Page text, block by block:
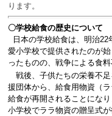
ります。
〇学校給食の歴史について
日本の学校給食は、明治22
愛小学校で提供されたのが
ったものの、戦争による食
戦後、子供たちの栄養不足
援団体から、給食用物資（
給食が再開されることにな
小学校でララ物資の贈呈式